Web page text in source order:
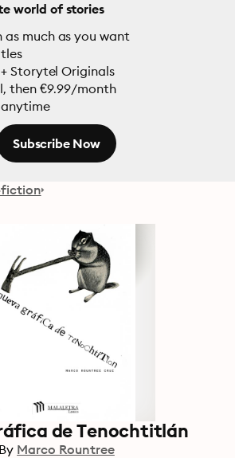
world of stories
as much as you want
Storytel Originals
then €9.99/month
Subscribe Now
de Tenochtitlán
By Marco Rountree